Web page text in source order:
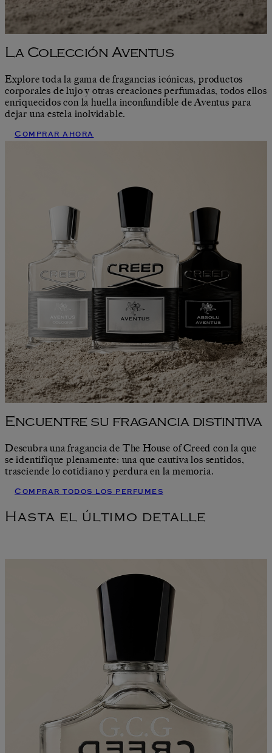
La Colección Aventus
Explore toda la gama de fragancias icónicas, productos
corporales de lujo y otras creaciones perfumadas, todos ellos
enriquecidos con la huella inconfundible de Aventus para
dejar una estela inolvidable.
Comprar ahora
Encuentre su fragancia distintiva
Descubra una fragancia de The House of Creed con la que
se identifique plenamente: una que cautiva los sentidos,
trasciende lo cotidiano y perdura en la memoria.
Comprar todos los perfumes
Hasta el último detalle